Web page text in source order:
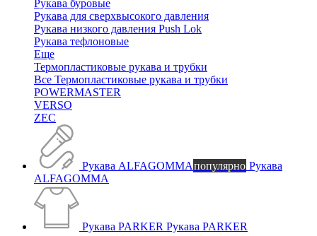
Рукава буровые
Рукава для сверхвысокого давления
Рукава низкого давления Push Lok
Рукава тефлоновые
Еще
Термопластиковые рукава и трубки
Все Термопластиковые рукава и трубки
POWERMASTER
VERSO
ZEC
Рукава ALFAGOMMAпопулярно Рукава
ALFAGOMMA
Рукава PARKER Рукава PARKER